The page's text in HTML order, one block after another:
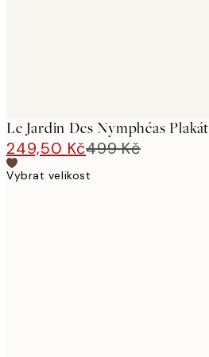
Le Jardin Des Nymphéas Plakát
249,50 Kč499 Kč
Vybrat velikost